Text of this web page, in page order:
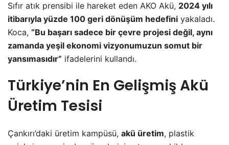
Sıfır atık prensibi ile hareket eden AKO Akü, 2024 yılı
itibarıyla yüzde 100 geri dönüşüm hedefini yakaladı.
Koca, “Bu başarı sadece bir çevre projesi değil, aynı
zamanda yeşil ekonomi vizyonumuzun somut bir
yansımasıdır” ifadelerini kullandı.
Türkiye’nin En Gelişmiş Akü
Üretim Tesisi
Çankırı’daki üretim kampüsü, akü üretim, plastik